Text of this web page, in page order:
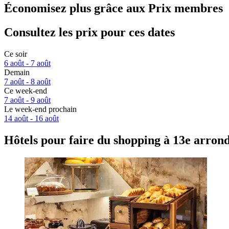
Économisez plus grâce aux Prix membres
Consultez les prix pour ces dates
Ce soir
6 août - 7 août
Demain
7 août - 8 août
Ce week-end
7 août - 9 août
Le week-end prochain
14 août - 16 août
Hôtels pour faire du shopping à 13e